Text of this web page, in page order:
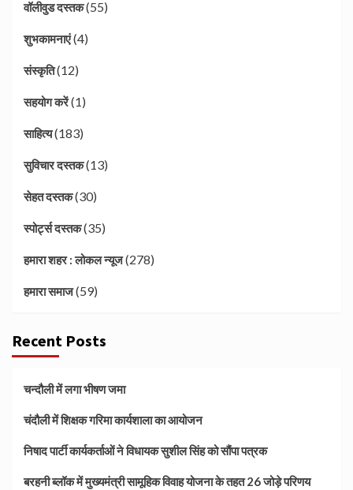
वॉलीवुड दस्तक(55)
शुभकामनाएं(4)
संस्कृति(12)
सहयोग करें(1)
साहित्य(183)
सुविचार दस्तक(13)
सेहत दस्तक(30)
स्पोर्ट्स दस्तक(35)
हमारा शहर : लोकल न्यूज(278)
हमारा समाज(59)
Recent Posts
चन्दौली में लगा भीषण जमा
चंदौली में शिक्षक गरिमा कार्यशाला का आयोजन
निषाद पार्टी कार्यकर्ताओं ने विधायक सुशील सिंह को सौंपा पत्रक
बरहनी ब्लॉक में मुख्यमंत्री सामूहिक विवाह योजना के तहत 26 जोड़े परिणय